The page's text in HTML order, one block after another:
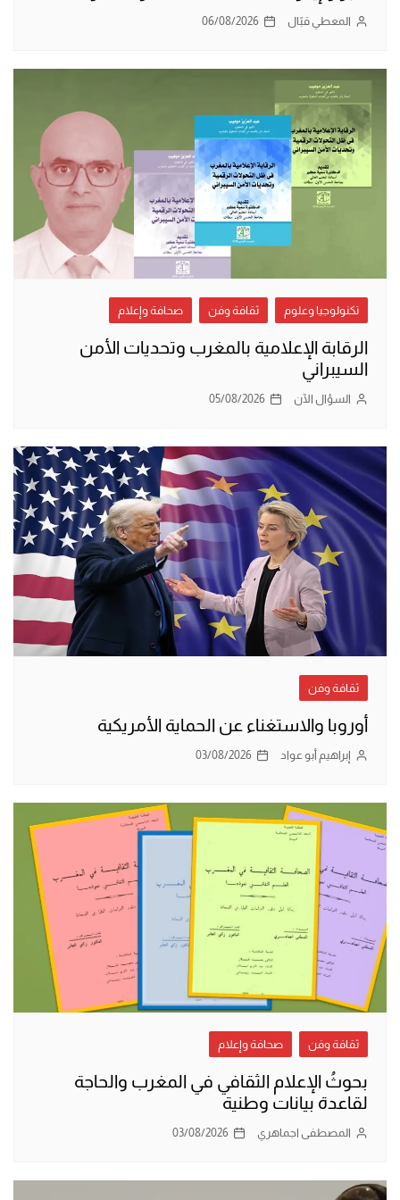
المعطي قبّال 06/08/2026
تكنولوجيا وعلوم ثقافة وفن صحافة وإعلام
الرقابة الإعلامية بالمغرب وتحديات الأمن
السيبراني
السؤال الآن 05/08/2026
ثقافة وفن
أوروبا والاستغناء عن الحماية الأمريكية
إبراهيم أبو عواد 03/08/2026
ثقافة وفن صحافة وإعلام
بحوثُ الإعلام الثقافي في المغرب والحاجة
لقاعدة بيانات وطنية
المصطفى اجماهري 03/08/2026